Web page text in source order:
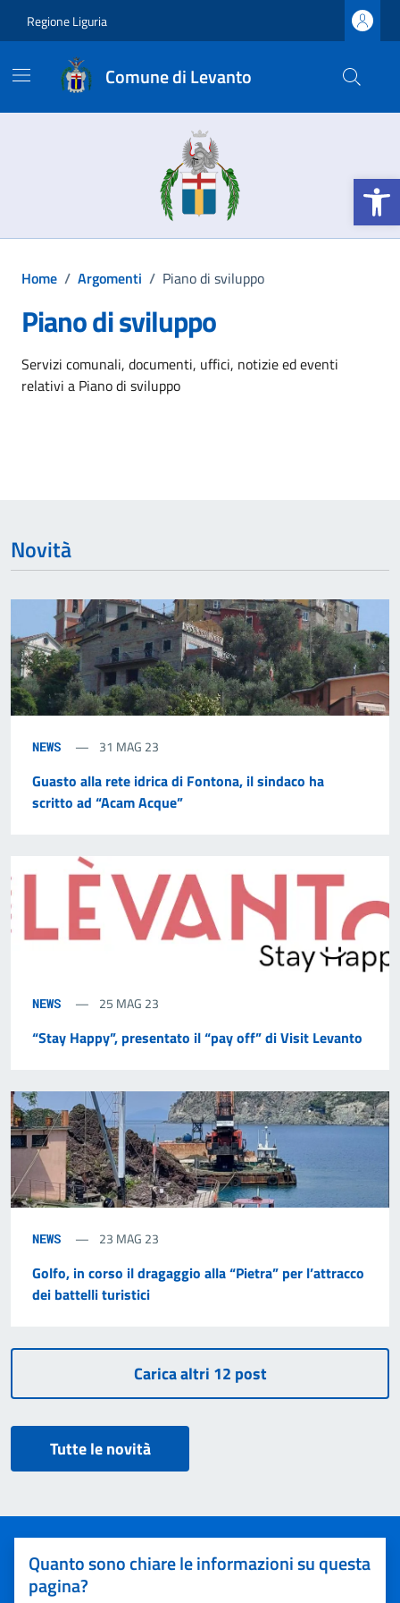
Apri la
Regione Liguria
Comune di Levanto
Home / Argomenti / Piano di sviluppo
Piano di sviluppo
Dettagli dell'argomento
Servizi comunali, documenti, uffici, notizie ed eventi
relativi a Piano di sviluppo
Novità
NEWS 31 MAG 23
Guasto alla rete idrica di Fontona, il sindaco ha
scritto ad “Acam Acque”
NEWS 25 MAG 23
“Stay Happy”, presentato il “pay off” di Visit Levanto
NEWS 23 MAG 23
Golfo, in corso il dragaggio alla “Pietra” per l’attracco
dei battelli turistici
Tutte le novità
Quanto sono chiare le informazioni su questa
pagina?